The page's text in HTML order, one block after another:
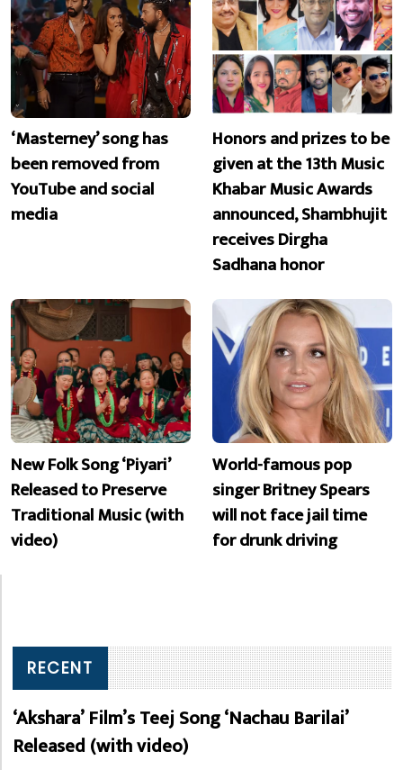
‘Masterney’ song has
been removed from
YouTube and social
media
Honors and prizes to be
given at the 13th Music
Khabar Music Awards
announced, Shambhujit
receives Dirgha
Sadhana honor
New Folk Song ‘Piyari’
Released to Preserve
Traditional Music (with
video)
World-famous pop
singer Britney Spears
will not face jail time
for drunk driving
RECENT
‘Akshara’ Film’s Teej Song ‘Nachau Barilai’
Released (with video)